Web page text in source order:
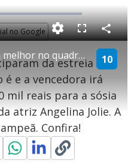
no Google
Veja quem levou a melhor no quadro Parece, mas não é 10
F
l
s
c
e
n
C
o
m
p
a
h
a
da estreia do
é e a vencedora irá
mil reais para a sósia
atriz Angelina Jolie. A
Confira!